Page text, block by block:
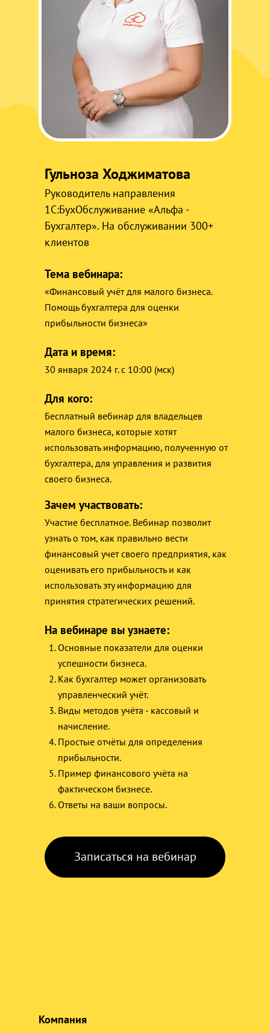
Гульноза Ходжиматова
Руководитель направления
1С:БухОбслуживание «Альфа -
Бухгалтер». На обслуживании 300+
клиентов
Тема вебинара:
«Финансовый учёт для малого бизнеса.
Помощь бухгалтера для оценки
прибыльности бизнеса»
Дата и время:
30 января 2024 г. с 10:00 (мск)
Для кого:
Бесплатный вебинар для владельцев
малого бизнеса, которые хотят
использовать информацию, полученную от
бухгалтера, для управления и развития
своего бизнеса.
Зачем участвовать:
Участие бесплатное. Вебинар позволит
узнать о том, как правильно вести
финансовый учет своего предприятия, как
оценивать его прибыльность и как
использовать эту информацию для
принятия стратегических решений.
Основные показатели для оценки
успешности бизнеса.
Как бухгалтер может организовать
управленческий учёт.
Виды методов учёта - кассовый и
начисление.
Простые отчёты для определения
прибыльности.
Пример финансового учёта на
фактическом бизнесе.
Ответы на ваши вопросы.
Записаться на вебинар
На вебинаре вы узнаете:
Компания